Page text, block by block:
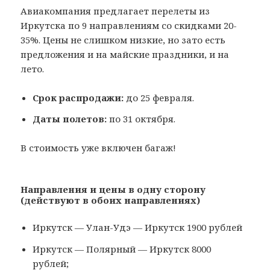
Авиакомпания предлагает перелеты из
Иркутска по 9 направлениям со скидками 20-
35%. Цены не слишком низкие, но зато есть
предложения и на майские праздники, и на
лето.
Срок распродажи: до 25 февраля.
Даты полетов: по 31 октября.
В стоимость уже включен багаж!
Направления и цены в одну сторону
(действуют в обоих направлениях)
Иркутск — Улан-Удэ — Иркутск 1900 рублей
Иркутск — Полярный — Иркутск 8000
рублей;